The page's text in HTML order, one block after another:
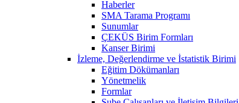
Haberler
SMA Tarama Programı
Sunumlar
ÇEKÜS Birim Formları
Kanser Birimi
İzleme, Değerlendirme ve İstatistik Birimi
Eğitim Dökümanları
Yönetmelik
Formlar